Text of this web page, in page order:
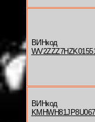
ВИНкод
ВИНкод